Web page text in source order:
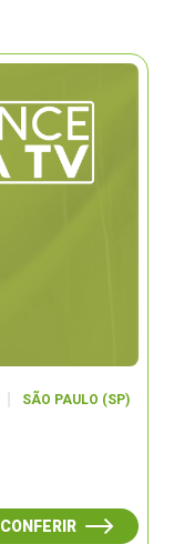
SÃO PAULO (SP)
CONFERIR